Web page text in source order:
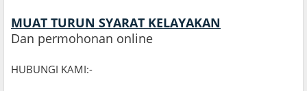
MUAT TURUN SYARAT KELAYAKAN
Dan permohonan online
HUBUNGI KAMI:-